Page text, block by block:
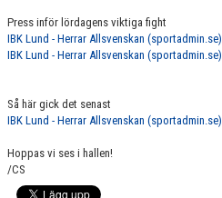
Press inför lördagens viktiga fight
IBK Lund - Herrar Allsvenskan (sportadmin.se)
IBK Lund - Herrar Allsvenskan (sportadmin.se)
Så här gick det senast
IBK Lund - Herrar Allsvenskan (sportadmin.se)
Hoppas vi ses i hallen!
/CS